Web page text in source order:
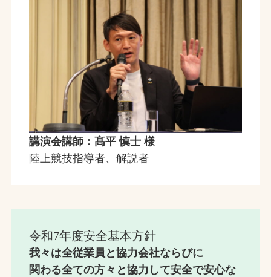
講演会講師：髙平 慎士 様
陸上競技指導者、解説者
令和7年度安全基本方針
我々は全従業員と協力会社ならびに
関わる全ての方々と協力して安全で安心な